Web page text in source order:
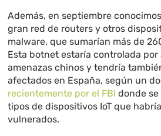
Además, en septiembre
gran red de routers y otros
malware, que sumarían más de
Esta botnet estaría controlada por
amenazas chinos y tendría
afectados en España, según un
recientemente por el FBI donde
tipos de dispositivos IoT que
vulnerados.